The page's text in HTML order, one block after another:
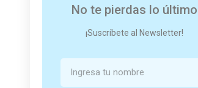
No te pierdas lo último
¡Suscríbete al Newsletter!